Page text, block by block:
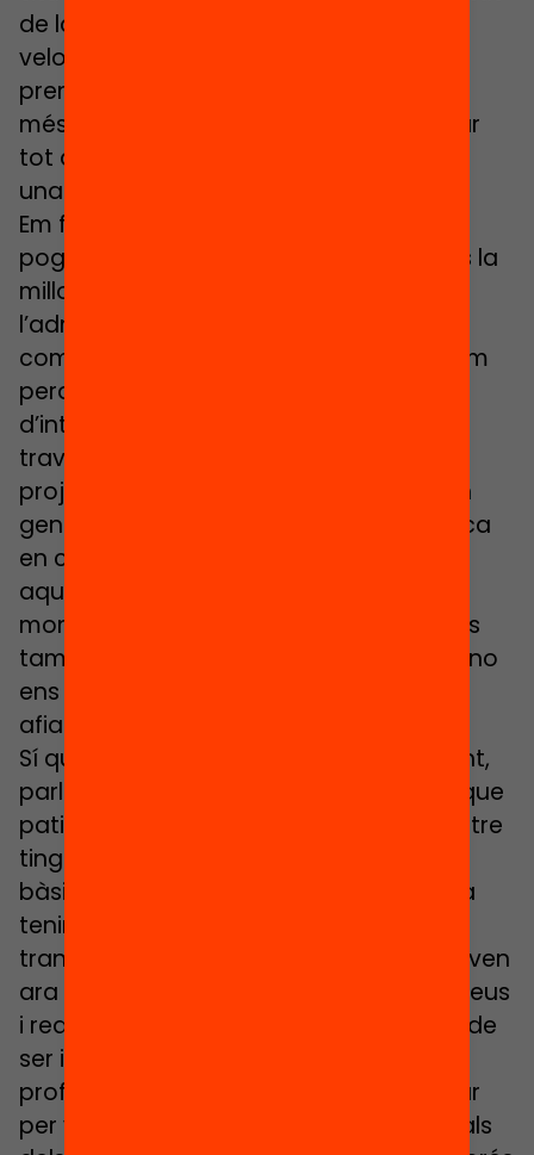
de la necessitat dels infants no és la
velocitat dels adults, ni molt menys, la
premura dels temps de l’escola és molt
més ràpida i nosaltres hem de gestionar
tot això de manera eficaç i alhora amb
una agilitat afegida.
Em feies aquesta pregunta de quin, s’hi
pogués fer aquesta demanda, quina és la
millor manera de relacionar-se amb
l’administració. És un tema una mica
complicat, tant pel que estem vivint com
perquè realment s’han fet tastets
d’intentar buscar aquestes millores a
través de programes, a través de
projectes, programes pilot, però que en
general tots ells tenen una característica
en comú que és aquesta fragilitat,
aquesta poca previsió i aquest viure el
moment, viure el dia a dia, que nosaltres
tampoc amb aquesta poca estabilitat no
ens ajuda a treballar d’una manera
afiançada.
Sí que per nosaltres seria molt important,
parlàvem abans d’aquesta invisibilitat que
patim alguna tipologia de centres, mentre
tinguem cobertes unes necessitats
bàsiques no anem més enllà. La majoria
tenim projectes molt interessants,
transformadors, innovadors, com parlaven
ara de la Xarxa d’Escoles Públiques de Reus
i realment jo crec que la mirada hauria de
ser intentar conèixer-nos més en
profunditat. L’administració ha de vetllar
per veure quines són les necessitats reals